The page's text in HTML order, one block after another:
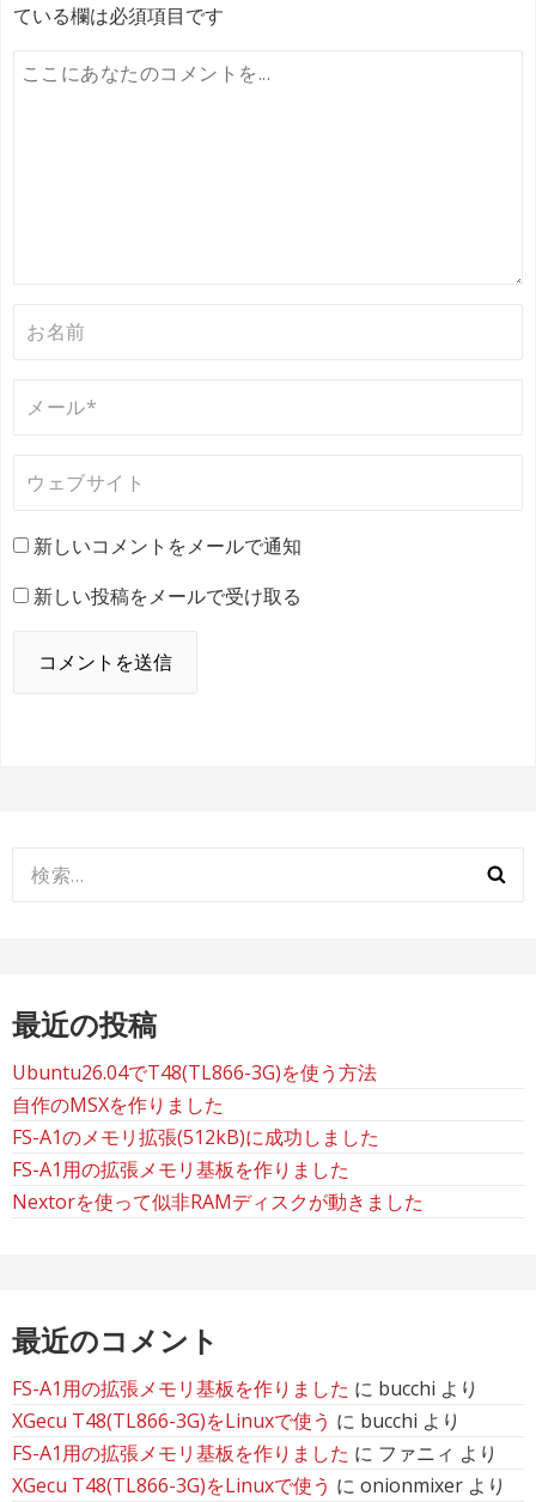
ている欄は必須項目です
新しいコメントをメールで通知
新しい投稿をメールで受け取る
最近の投稿
Ubuntu26.04でT48(TL866-3G)を使う方法
自作のMSXを作りました
FS-A1のメモリ拡張(512kB)に成功しました
FS-A1用の拡張メモリ基板を作りました
Nextorを使って似非RAMディスクが動きました
最近のコメント
FS-A1用の拡張メモリ基板を作りました に bucchi より
XGecu T48(TL866-3G)をLinuxで使う に bucchi より
FS-A1用の拡張メモリ基板を作りました に ファニィ より
XGecu T48(TL866-3G)をLinuxで使う に onionmixer より